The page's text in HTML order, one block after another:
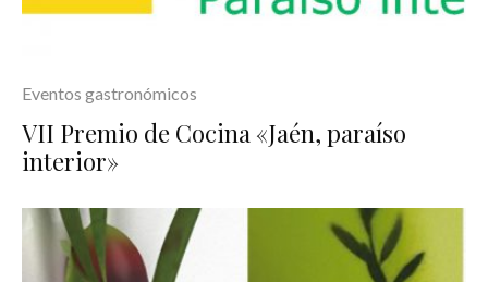
Eventos gastronómicos
VII Premio de Cocina «Jaén, paraíso
interior»